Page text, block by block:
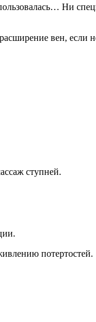
Ни
вен, если
ступней.
потертостей.